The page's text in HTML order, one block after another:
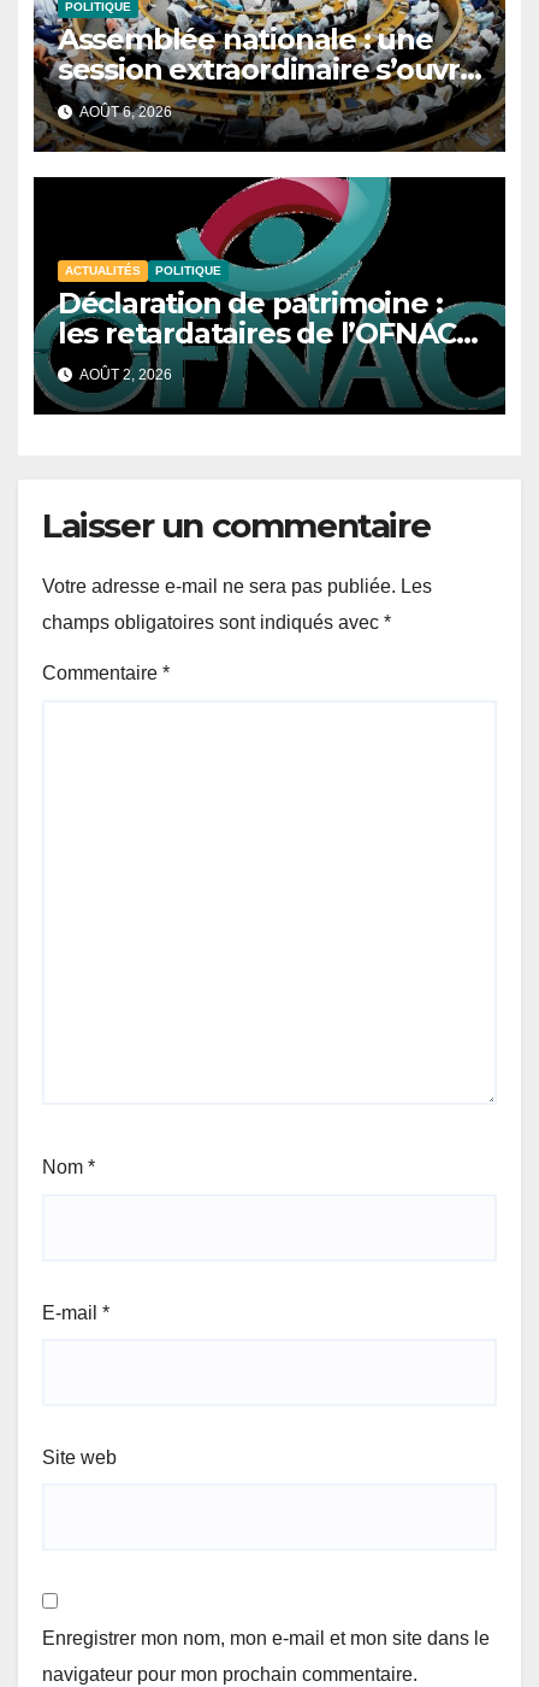
POLITIQUE
Assemblée nationale : une
session extraordinaire s’ouvre
avec onze textes majeurs à
l’ordre du jour
AOÛT 6, 2026
ACTUALITÉS POLITIQUE
Déclaration de patrimoine :
les retardataires de l’OFNAC
s’exposent désormais à des
sanctions
AOÛT 2, 2026
Laisser un commentaire
Votre adresse e-mail ne sera pas publiée. Les
champs obligatoires sont indiqués avec *
Commentaire *
Nom *
E-mail *
Site web
Enregistrer mon nom, mon e-mail et mon site dans le
navigateur pour mon prochain commentaire.